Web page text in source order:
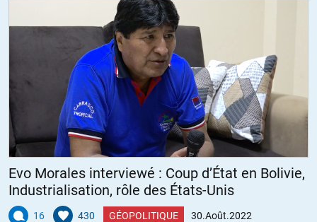
Evo Morales interviewé : Coup d’État en Bolivie,
Industrialisation, rôle des États-Unis
16 430 GÉOPOLITIQUE 30.Août.2022